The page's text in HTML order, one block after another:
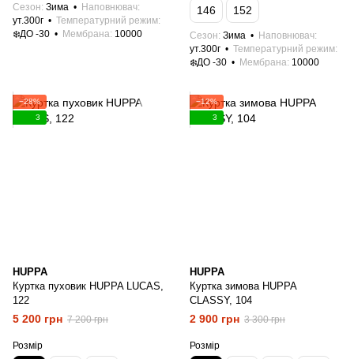
Сезон Зима
Наповнювач
ут.300г
Температурний режим
❄️ДО -30
Мембрана 10000
146 152
Сезон Зима
Наповнювач
ут.300г
Температурний режим
❄️ДО -30
Мембрана 10000
−28%
3
HUPPA
Куртка пуховик HUPPA LUCAS,
122
5 200 грн 7 200 грн
Розмір
−12%
3
HUPPA
Куртка зимова HUPPA
CLASSY, 104
2 900 грн 3 300 грн
Розмір